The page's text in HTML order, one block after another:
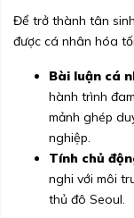
Để trở thành tân
được cá nhân hóa
Bài luận cá
hành trình
mảnh ghép
nghiệp.
Tính chủ
nghi với môi
thủ đô Seoul.